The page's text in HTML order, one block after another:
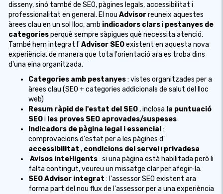
disseny, sinó també de SEO, pàgines legals, accessibilitat i
professionalitat en general. El nou Advisorreuneix aquestes
àrees clau en un sol lloc, amb indicadors clarsi pestanyes de
categoriesperquè sempre sàpigues què necessita atenció.
També hem integrat l'Advisor SEOexistent en aquesta nova
experiència, de manera que tota l'orientació ara es troba dins
d'una eina organitzada.
Categories amb pestanyes: vistes organitzades per a
àrees clau (SEO + categories addicionals de salut del lloc
web)
Resum ràpid de l'estat del SEO, inclosa la puntuació
SEOi les proves SEO aprovades/suspeses
Indicadors de pàgina legal i essencial :
comprovacions d'estat per a les pàgines d'
accessibilitat , condicions del serveii privadesa
Avisos intel·ligents: si una pàgina està habilitada però li
falta contingut, veureu un missatge clar per afegir-la.
SEO Advisor integrat : l'assessor SEO existent ara
forma part del nou flux de l'assessor per a una experiència